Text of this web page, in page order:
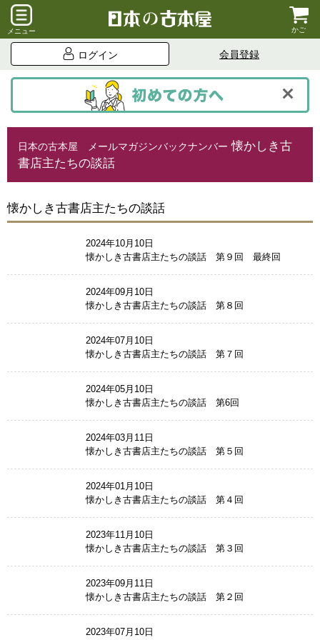
メニュー かご
ログイン 会員登録
⽇本の古本屋 メールマガジンバックナンバー 懐かしき古
書店主たちの談話
懐かしき古書店主たちの談話
2024年10月10日
懐かしき古書店主たちの談話 第９回 最終回
2024年09月10日
懐かしき古書店主たちの談話 第８回
2024年07月10日
懐かしき古書店主たちの談話 第７回
2024年05月10日
懐かしき古書店主たちの談話 第6回
2024年03月11日
懐かしき古書店主たちの談話 第５回
2024年01月10日
懐かしき古書店主たちの談話 第４回
2023年11月10日
懐かしき古書店主たちの談話 第３回
2023年09月11日
懐かしき古書店主たちの談話 第２回
2023年07月10日